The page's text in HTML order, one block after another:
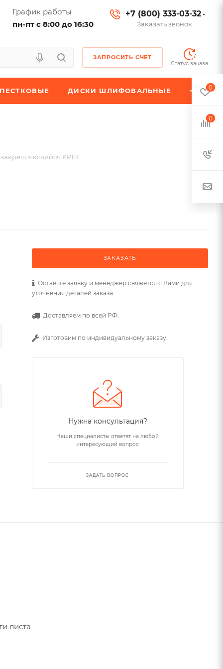
График работы
пн-пт с 8:00 до 16:30
+7 (800) 333-03-32
Заказать звонок
ЗАПРОСИТЬ СЧЕТ
Статус заказа
ДИСКИ ШЛИФОВАЛЬНЫЕ
KP11E
ЗАКАЗАТЬ
Оставьте заявку и менеджер свяжется с Вами для
уточнения деталей заказа.
Доставляем по всей РФ.
Изготовим по индивидуальному заказу.
Нужна консультация?
Наши специалисты ответят на любой
интересующий вопрос
ЗАДАТЬ ВОПРОС
листа
0
0